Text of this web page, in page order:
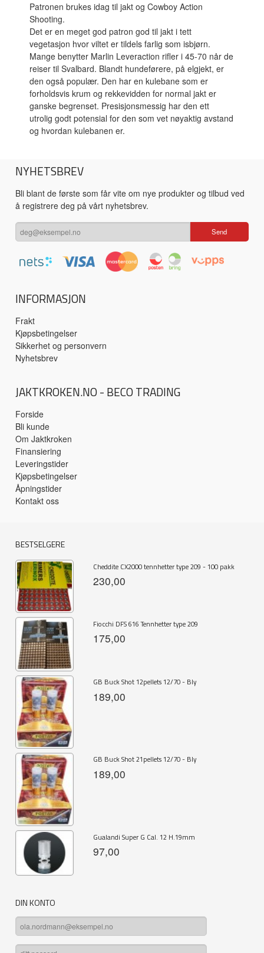
Patronen brukes idag til jakt og Cowboy Action
Shooting.
Det er en meget god patron god til jakt i tett
vegetasjon hvor viltet er tildels farlig som isbjørn.
Mange benytter Marlin Leveraction rifler i 45-70 når de
reiser til Svalbard. Blandt hundeførere, på elgjekt, er
den også populær. Den har en kulebane som er
forholdsvis krum og rekkevidden for normal jakt er
ganske begrenset. Presisjonsmessig har den ett
utrolig godt potensial for den som vet nøyaktig avstand
og hvordan kulebanen er.
NYHETSBREV
Bli blant de første som får vite om nye produkter og tilbud ved
å registrere deg på vårt nyhetsbrev.
INFORMASJON
Frakt
Kjøpsbetingelser
Sikkerhet og personvern
Nyhetsbrev
JAKTKROKEN.NO - BECO TRADING
Forside
Bli kunde
Om Jaktkroken
Finansiering
Leveringstider
Kjøpsbetingelser
Åpningstider
Kontakt oss
BESTSELGERE
Cheddite CX2000 tennhetter type 209 - 100 pakk
230,00
Fiocchi DFS 616 Tennhetter type 209
175,00
GB Buck Shot 12pellets 12/70 - Bly
189,00
GB Buck Shot 21pellets 12/70 - Bly
189,00
Gualandi Super G Cal. 12 H.19mm
97,00
DIN KONTO